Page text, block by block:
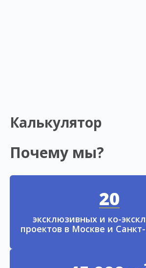
Калькулятор
Почему мы?
20
эксклюзивных и ко-
проектов в Москве и